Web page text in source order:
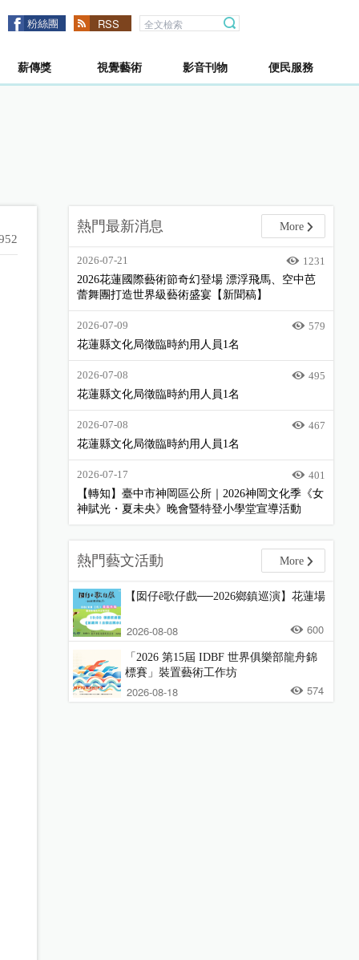
粉絲團 RSS
薪傳獎 視覺藝術 影音刊物 便民服務
熱門最新消息 More
2026-07-21
1231
2026花蓮國際藝術節奇幻登場 漂浮飛馬、空中芭
蕾舞團打造世界級藝術盛宴【新聞稿】
2026-07-09
579
花蓮縣文化局徵臨時約用人員1名
2026-07-08
495
花蓮縣文化局徵臨時約用人員1名
2026-07-08
467
花蓮縣文化局徵臨時約用人員1名
2026-07-17
401
【轉知】臺中市神岡區公所｜2026神岡文化季《女
神賦光・夏未央》晚會暨特登小學堂宣導活動
熱門藝文活動 More
【囡仔ê歌仔戲──2026鄉鎮巡演】花蓮場
2026-08-08 600
「2026 第15屆 IDBF 世界俱樂部龍舟錦
標賽」裝置藝術工作坊
2026-08-18 574